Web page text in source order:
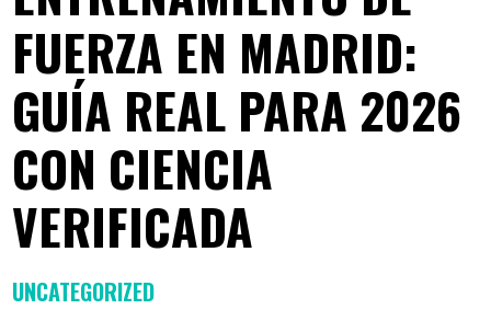
FUERZA EN MADRID:
GUÍA REAL PARA 2026
CON CIENCIA
VERIFICADA
UNCATEGORIZED